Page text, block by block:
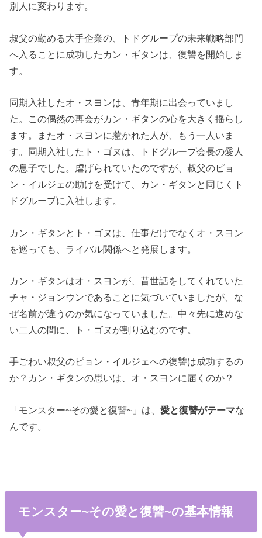
別人に変わります。
叔父の勤める大手企業の、トドグループの未来戦略部門
へ入ることに成功したカン・ギタンは、復讐を開始しま
す。
同期入社したオ・スヨンは、青年期に出会っていまし
た。この偶然の再会がカン・ギタンの心を大きく揺らし
ます。またオ・スヨンに惹かれた人が、もう一人いま
す。同期入社したト・ゴヌは、トドグループ会長の愛人
の息子でした。虐げられていたのですが、叔父のピョ
ン・イルジェの助けを受けて、カン・ギタンと同じくト
ドグループに入社します。
カン・ギタンとト・ゴヌは、仕事だけでなくオ・スヨン
を巡っても、ライバル関係へと発展します。
カン・ギタンはオ・スヨンが、昔世話をしてくれていた
チャ・ジョンウンであることに気づいていましたが、な
ぜ名前が違うのか気になっていました。中々先に進めな
い二人の間に、ト・ゴヌが割り込むのです。
手ごわい叔父のピョン・イルジェへの復讐は成功するの
か？カン・ギタンの思いは、オ・スヨンに届くのか？
「モンスター~その愛と復讐~」は、愛と復讐がテーマな
んです。
モンスター~その愛と復讐~の基本情報